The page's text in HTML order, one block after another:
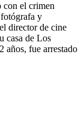
con el crimen
y
director de cine
casa de Los
años, fue arrestado